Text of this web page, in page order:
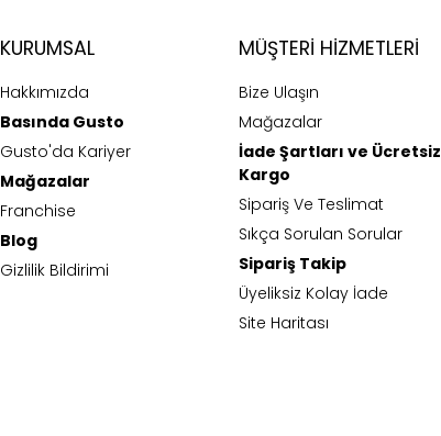
KURUMSAL
Hakkımızda
Basında Gusto
Gusto'da Kariyer
Mağazalar
Franchise
Blog
Gizlilik Bildirimi
MÜŞTERI HIZMETLERI
Bize Ulaşın
Mağazalar
İade Şartları ve Ücretsiz
Kargo
Sipariş Ve Teslimat
Sıkça Sorulan Sorular
Sipariş Takip
Üyeliksiz Kolay İade
Site Haritası